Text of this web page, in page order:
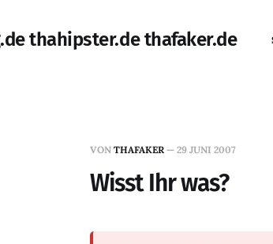
thahipster.de thafaker.de
VON THAFAKER — 29 JUNI 2007
Wisst Ihr was?